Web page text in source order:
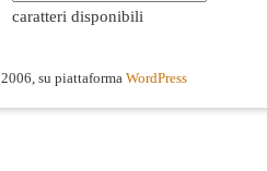
caratteri disponibili
2006, su piattaforma WordPress